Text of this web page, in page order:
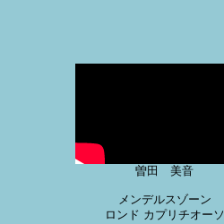
曽田 美音
メンデルスゾーン
ロンド カプリチオーソ